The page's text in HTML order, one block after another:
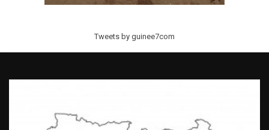
Tweets by guinee7com